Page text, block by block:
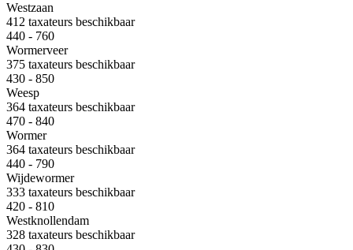
Westzaan
412 taxateurs beschikbaar
440 - 760
Wormerveer
375 taxateurs beschikbaar
430 - 850
Weesp
364 taxateurs beschikbaar
470 - 840
Wormer
364 taxateurs beschikbaar
440 - 790
Wijdewormer
333 taxateurs beschikbaar
420 - 810
Westknollendam
328 taxateurs beschikbaar